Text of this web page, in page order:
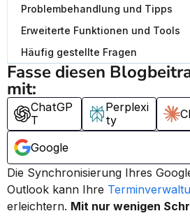
Problembehandlung und Tipps
Erweiterte Funktionen und Tools
Häufig gestellte Fragen
Fasse diesen
mit:
ChatGP
T
Perplexi
ty
Google
Die Synchronisierung Ihres
Outlook kann Ihre
erleichtern. Mit nur wenigen